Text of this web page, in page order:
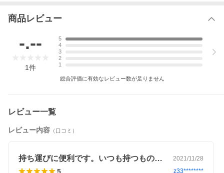
対応カードリーダー
LK-3000II/GM-3000/ST-120MA/ST-720MA/ST-520MB
商品レビュー
-.--
1件
5
4
3
2
1
総合評価に有効なレビュー数が足りません
レビュー一覧
レビュー内容 （口コミ）
持ち運びに便利です。いつも持つものに付… 2021/11/28
z33********